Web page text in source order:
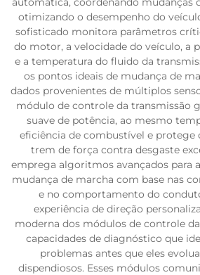
otimizando o desempenho do
sofisticado monitora parâmetros
do motor, a velocidade do veículo, a
e a temperatura do fluido da
os pontos ideais de mudança de
dados provenientes de múltiplos
módulo de controle da transmissão
suave de potência, ao mesmo
eficiência de combustível e protege
trem de força contra desgaste
emprega algoritmos avançados para
mudança de marcha com base nas
e no comportamento do
experiência de direção
moderna dos módulos de controle
capacidades de diagnóstico que
problemas antes que eles
dispendiosos. Esses módulos